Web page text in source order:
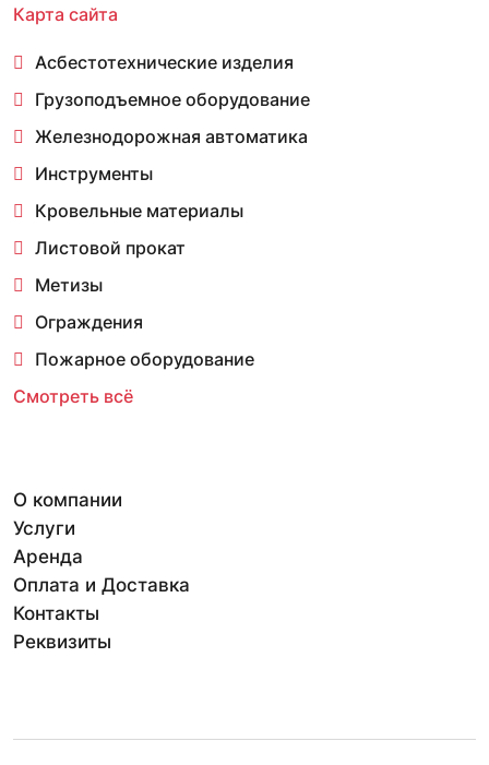
Карта сайта
Асбестотехнические изделия
Грузоподъемное оборудование
Железнодорожная автоматика
Инструменты
Кровельные материалы
Листовой прокат
Метизы
Ограждения
Пожарное оборудование
Смотреть всё
О компании
Услуги
Аренда
Оплата и Доставка
Контакты
Реквизиты